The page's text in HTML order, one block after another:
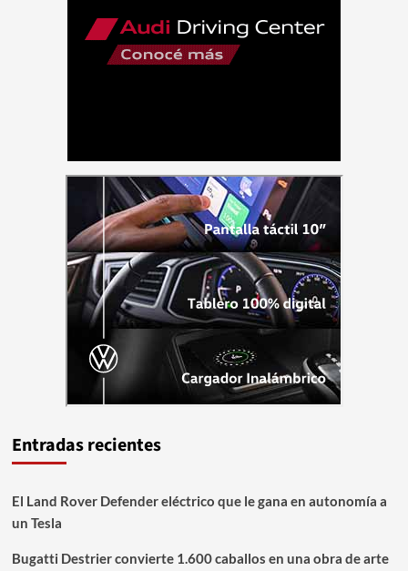
Entradas recientes
El Land Rover Defender eléctrico que le gana en autonomía a
un Tesla
Bugatti Destrier convierte 1.600 caballos en una obra de arte